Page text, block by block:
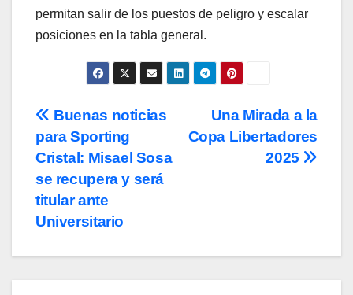
permitan salir de los puestos de peligro y escalar
posiciones en la tabla general.
Post
navigation
Una Mirada a la
Copa Libertadores
2025
Buenas noticias
para Sporting
Cristal: Misael Sosa
se recupera y será
titular ante
Universitario